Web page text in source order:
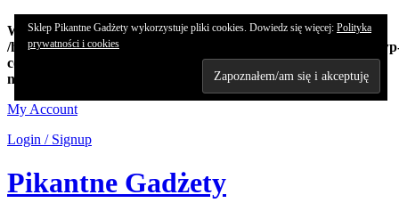
Warning: Undefined array key "edn_subs_nonce_field" in
/home/koncert/domains/pikantnehistorie.pl/public_html/sklep/
content/plugins/8-degree-notification-bar/8degree-
notification.php
Skip
content
My Account
Login / Signup
Pikantne Gadżety
Sklep Pikantne Gadżety wykorzystuje pliki cookies. Dowiedz się więcej: Polityka
prywatności i cookies